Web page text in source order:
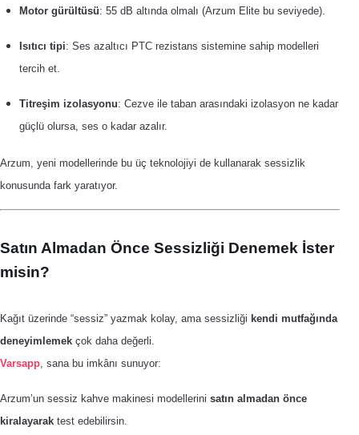
Motor gürültüsü: 55 dB altında olmalı (Arzum Elite bu seviyede).
Isıtıcı tipi: Ses azaltıcı PTC rezistans sistemine sahip modelleri
tercih et.
Titreşim izolasyonu: Cezve ile taban arasındaki izolasyon ne kadar
güçlü olursa, ses o kadar azalır.
Arzum, yeni modellerinde bu üç teknolojiyi de kullanarak sessizlik
konusunda fark yaratıyor.
Satın Almadan Önce Sessizliği Denemek İster
misin?
Kağıt üzerinde “sessiz” yazmak kolay, ama sessizliği kendi mutfağında
deneyimlemek çok daha değerli.
Varsapp, sana bu imkânı sunuyor:
Arzum’un sessiz kahve makinesi modellerini satın almadan önce
kiralayarak test edebilirsin.